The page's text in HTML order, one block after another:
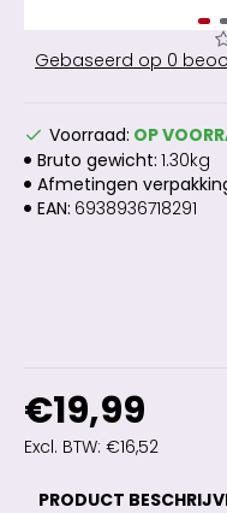
Gebaseerd op 0
€19,99
Excl. BTW: €16,52
Voorraad: OP
Bruto gewicht: 1.30kg
Afmetingen
EAN: 6938936718291
PRODUCT